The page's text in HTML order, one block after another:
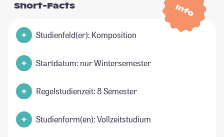
Info
Short-Facts
Studienfeld(er): Komposition
Startdatum: nur Wintersemester
Regelstudienzeit: 8 Semester
Studienform(en): Vollzeitstudium